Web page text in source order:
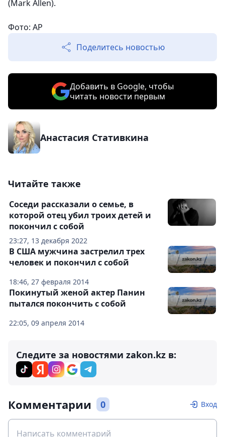
(Mark Allen).
Фото: AP
Поделитесь новостью
Добавить в Google, чтобы
читать новости первым
Анастасия Стативкина
Читайте также
23:27, 13 декабря 2022
Соседи рассказали о семье, в
которой отец убил троих детей и
покончил с собой
18:46, 27 февраля 2014
В США мужчина застрелил трех
человек и покончил с собой
22:05, 09 апреля 2014
Покинутый женой актер Панин
пытался покончить с собой
Следите за новостями zakon.kz в:
Комментарии 0 Вход